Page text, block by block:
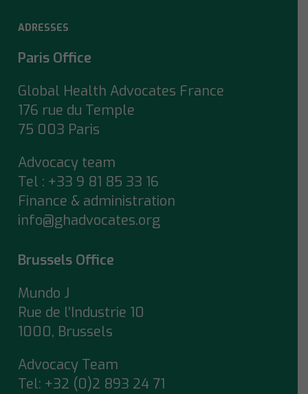
ADRESSES
Paris Office
Global Health Advocates France
176 rue du Temple
75 003 Paris
Advocacy team
Tel : +33 9 81 85 33 16
Finance & administration
info@ghadvocates.org
Brussels Office
Mundo J
Rue de l’Industrie 10
1000, Brussels
Advocacy Team
Tel: +32 (0)2 893 24 71